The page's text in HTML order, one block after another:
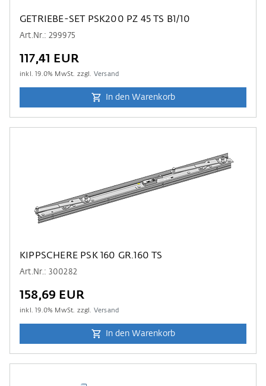
GETRIEBE-SET PSK200 PZ 45 TS B1/10
Art.Nr.: 299975
117,41 EUR
inkl.19.0% MwSt. zzgl. Versand
In den Warenkorb
KIPPSCHERE PSK 160 GR.160 TS
Art.Nr.: 300282
158,69 EUR
inkl.19.0% MwSt. zzgl. Versand
In den Warenkorb